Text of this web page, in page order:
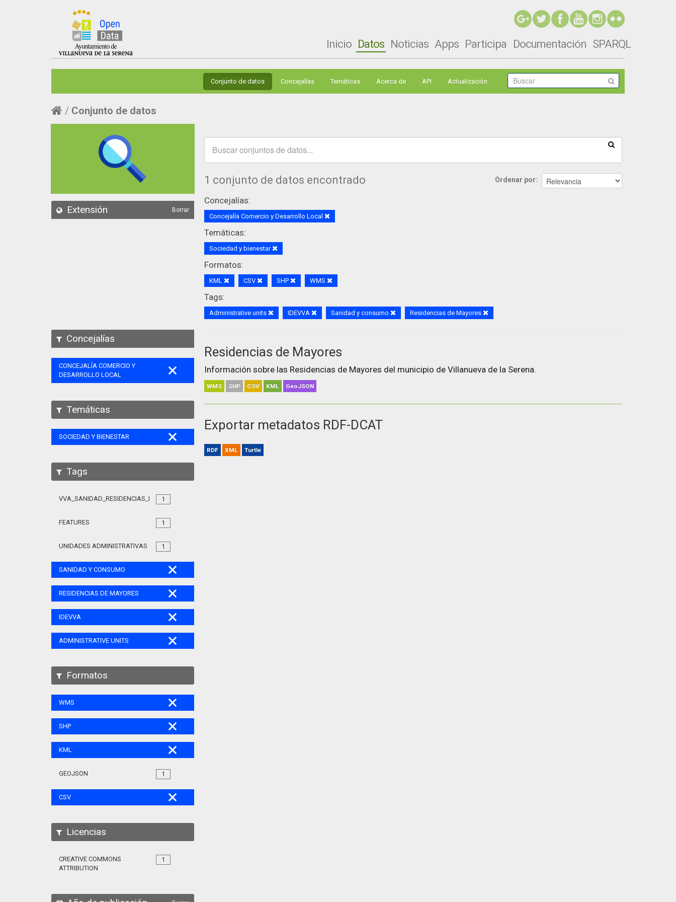
Inicio Datos Noticias Apps Participa Documentación SPARQL
Conjunto de datos Concejalías Temáticas Acerca de API Actualización
Conjunto de datos
Extensión Borrar
Concejalías
CONCEJALÍA COMERCIO Y
DESARROLLO LOCAL
Temáticas
SOCIEDAD Y BIENESTAR
Tags
1
VVA_SANIDAD_RESIDENCIAS_MAYORES_105
1
FEATURES
1
UNIDADES ADMINISTRATIVAS
SANIDAD Y CONSUMO
RESIDENCIAS DE MAYORES
IDEVVA
ADMINISTRATIVE UNITS
Formatos
WMS
SHP
KML
1
GEOJSON
CSV
Licencias
1
CREATIVE COMMONS
ATTRIBUTION
Ordenar por
1 conjunto de datos encontrado
Concejalías:
Concejalía Comercio y Desarrollo Local
Temáticas:
Sociedad y bienestar
Formatos:
KML CSV SHP WMS
Tags:
Administrative units IDEVVA Sanidad y consumo Residencias de Mayores
Residencias de Mayores
Información sobre las Residencias de Mayores del municipio de Villanueva de la Serena.
WMS SHP CSV KML GeoJSON
Exportar metadatos RDF-DCAT
RDF XML Turtle